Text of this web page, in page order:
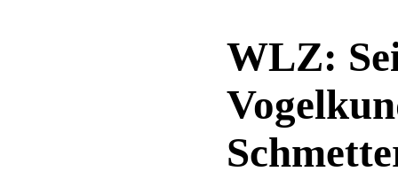
WLZ: